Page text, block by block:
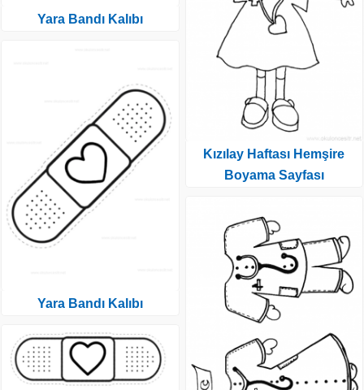
Yara Bandı Kalıbı
Yara Bandı Kalıbı
Kızılay Haftası Hemşire
Boyama Sayfası